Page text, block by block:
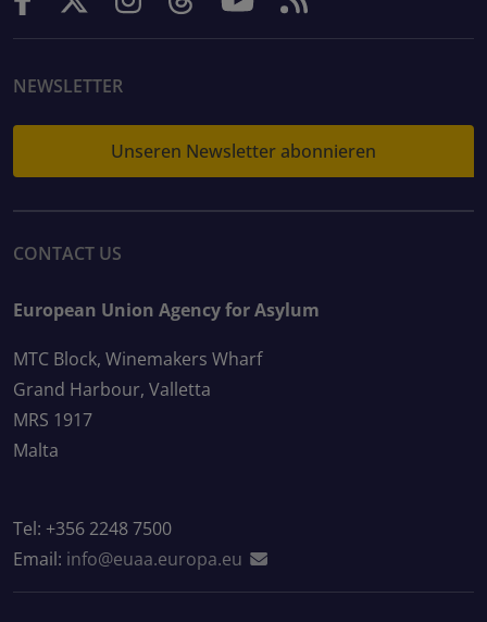
NEWSLETTER
Unseren Newsletter abonnieren
CONTACT US
European Union Agency for Asylum
MTC Block, Winemakers Wharf
Grand Harbour, Valletta
MRS 1917
Malta
Tel: +356 2248 7500
Email: info@euaa.europa.eu